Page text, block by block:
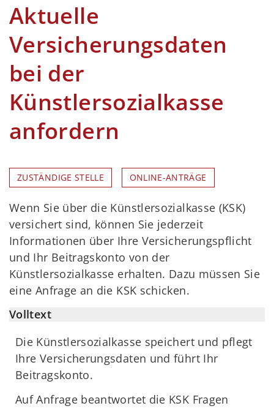
Aktuelle
Versicherungsdaten
bei der
Künstlersozialkasse
anfordern
ZUSTÄNDIGE STELLE ONLINE-ANTRÄGE
Wenn Sie über die Künstlersozialkasse (KSK)
versichert sind, können Sie jederzeit
Informationen über Ihre Versicherungspflicht
und Ihr Beitragskonto von der
Künstlersozialkasse erhalten. Dazu müssen Sie
eine Anfrage an die KSK schicken.
Volltext
Die Künstlersozialkasse speichert und pflegt
Ihre Versicherungsdaten und führt Ihr
Beitragskonto.
Auf Anfrage beantwortet die KSK Fragen